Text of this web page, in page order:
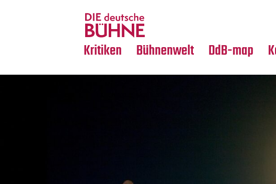
Kritiken
Crossover
Bühnenwelt
Medientipps
DdB-map